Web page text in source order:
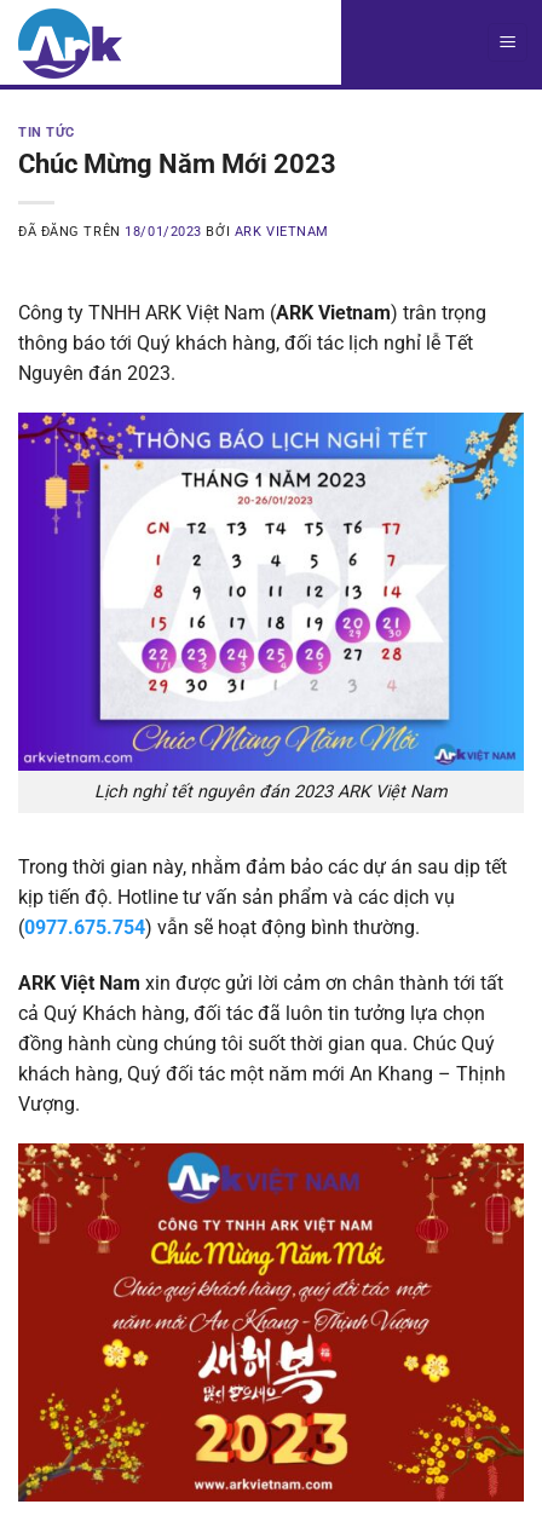
Chuyển
đến
TIN TỨC
Chúc Mừng Năm Mới 2023
ĐÃ ĐĂNG TRÊN 18/01/2023 BỞI ARK VIETNAM
Công ty TNHH ARK Việt Nam (ARK Vietnam) trân trọng
thông báo tới Quý khách hàng, đối tác lịch nghỉ lễ Tết
Nguyên đán 2023.
Lịch nghỉ tết nguyên đán 2023 ARK Việt Nam
Trong thời gian này, nhằm đảm bảo các dự án sau dịp tết
kịp tiến độ. Hotline tư vấn sản phẩm và các dịch vụ
(0977.675.754) vẫn sẽ hoạt động bình thường.
ARK Việt Nam xin được gửi lời cảm ơn chân thành tới tất
cả Quý Khách hàng, đối tác đã luôn tin tưởng lựa chọn
đồng hành cùng chúng tôi suốt thời gian qua. Chúc Quý
khách hàng, Quý đối tác một năm mới An Khang – Thịnh
Vượng.